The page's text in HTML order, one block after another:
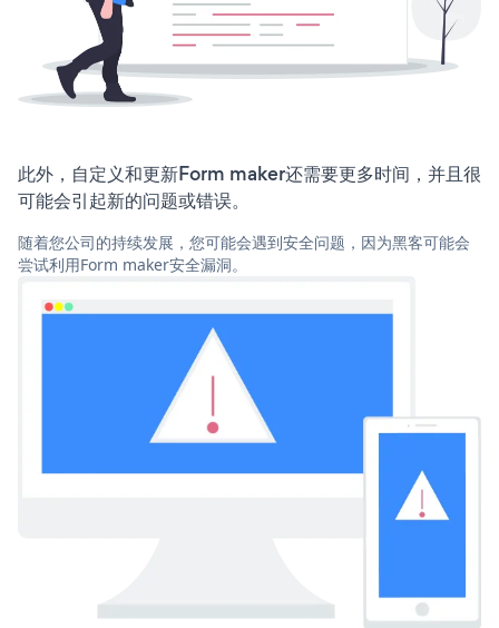
此外，自定义和更新Form maker还需要更多时间，并且很
可能会引起新的问题或错误。
随着您公司的持续发展，您可能会遇到安全问题，因为黑客可能会
尝试利用Form maker安全漏洞。